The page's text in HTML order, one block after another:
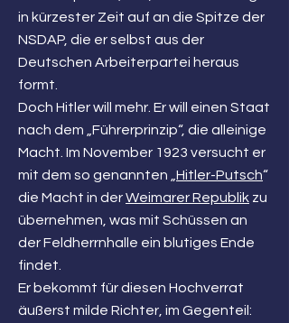
in kürzester Zeit auf an die Spitze der
NSDAP, die er selbst aus der
Deutschen Arbeiterpartei heraus
formt.
Doch Hitler will mehr. Er will einen Staat
nach dem „Führerprinzip“, die alleinige
Macht. Im November 1923 versucht er
mit dem so genannten „ Hitler-Putsch“
die Macht in derWeimarer Republik zu
übernehmen, was mit Schüssen an
der Feldherrnhalle ein blutiges Ende
findet.
Er bekommt für diesen Hochverrat
äußerst milde Richter, im Gegenteil: